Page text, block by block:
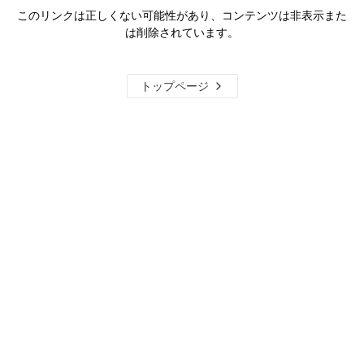
このリンクは正しくない可能性があり、コンテンツは非表示また
は削除されています。
トップページ